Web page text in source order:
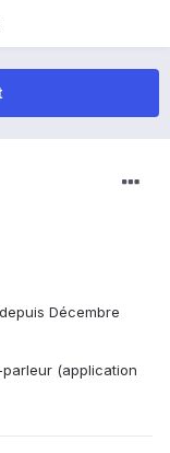
Décembre
(application